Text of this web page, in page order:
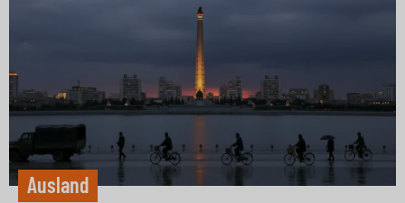
Ausland